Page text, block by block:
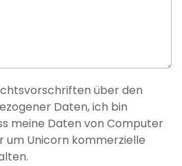
über den
Daten, ich bin
meine Daten von Computer
um Unicorn kommerzielle